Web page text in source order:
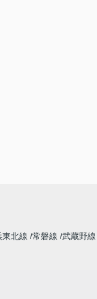
東北線 常磐線 武蔵野線